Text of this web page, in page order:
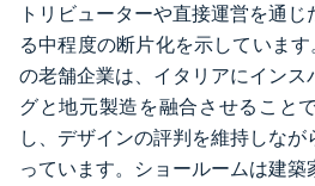
トリビューターや直接運営を通
る中程度の断片化を示していま
の老舗企業は、イタリアにインス
グと地元製造を融合させること
し、デザインの評判を維持しな
っています。ショールームは建